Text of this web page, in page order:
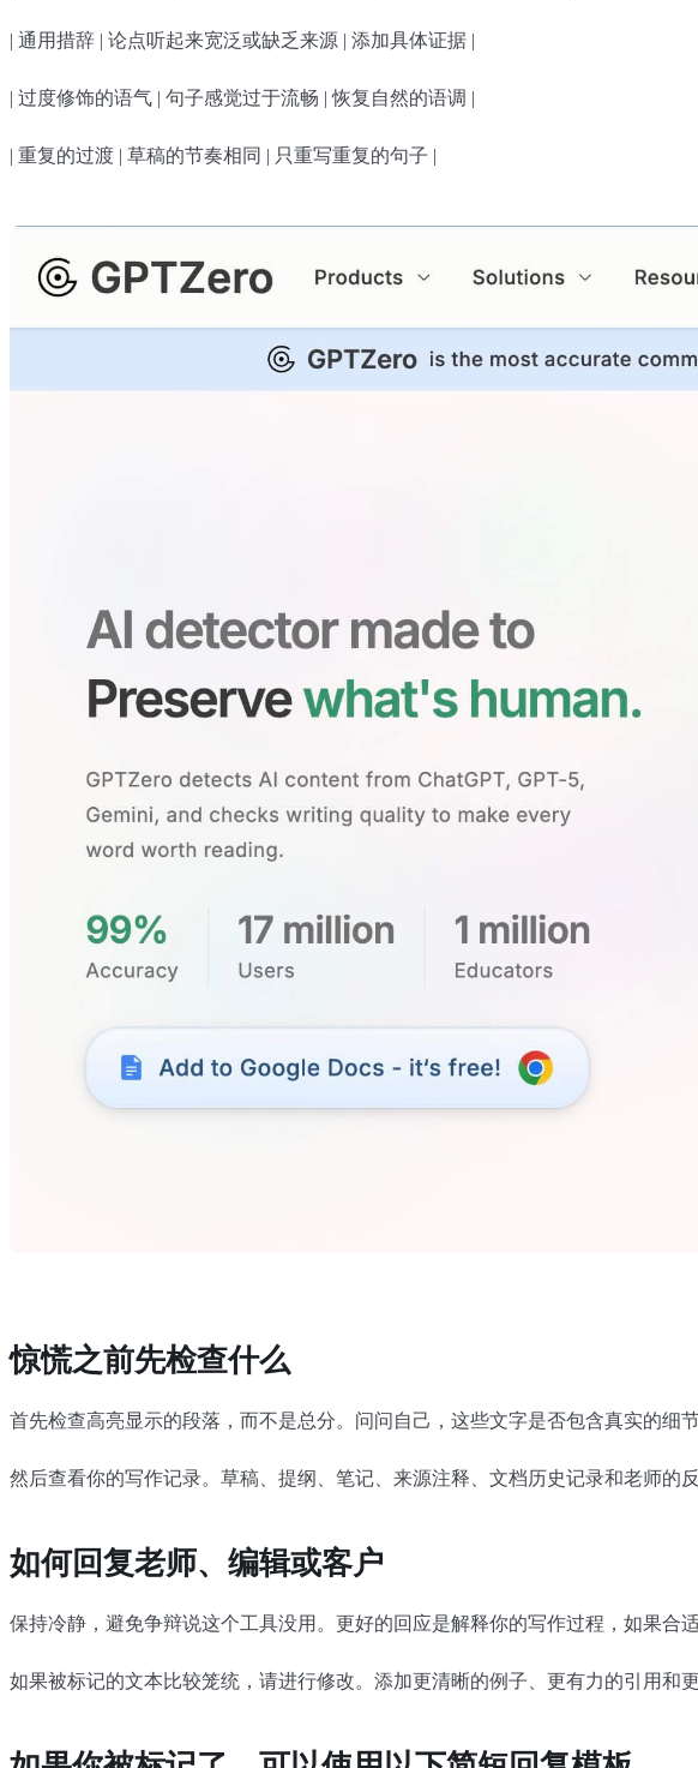
| 通用措辞 | 论点听起来宽泛或缺乏来源 | 添加具体证据 |
| 过度修饰的语气 | 句子感觉过于流畅 | 恢复自然的语调 |
| 重复的过渡 | 草稿的节奏相同 | 只重写重复的句子 |
惊慌之前先检查什么
首先检查高亮显示的段落，而不是总分。问问自己，这些文字是否包含真实的细
然后查看你的写作记录。草稿、提纲、笔记、来源注释、文档历史记录和老师的
如何回复老师、编辑或客户
保持冷静，避免争辩说这个工具没用。更好的回应是解释你的写作过程，如果合
如果被标记的文本比较笼统，请进行修改。添加更清晰的例子、更有力的引用和